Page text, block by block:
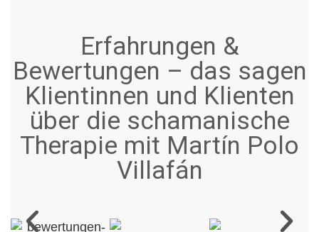
Erfahrungen &
Bewertungen – das sagen
Klientinnen und Klienten
über die schamanische
Therapie mit Martín Polo
Villafán